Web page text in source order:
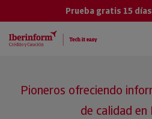
Prueba gratis 15 días
Pioneros ofreciendo
de calidad en